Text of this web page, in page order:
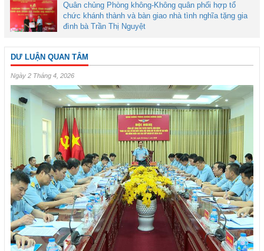
Quân chủng Phòng không-Không quân phối hợp tổ
chức khánh thành và bàn giao nhà tình nghĩa tặng gia
đình bà Trần Thị Nguyệt
DƯ LUẬN QUAN TÂM
Ngày 2 Tháng 4, 2026